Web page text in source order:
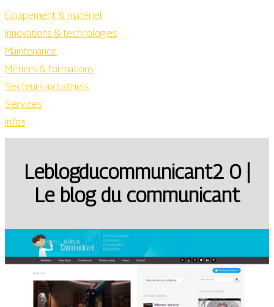
Équipement & matériel
Innovations & technologies
Maintenance
Métiers & formations
Secteurs industriels
Services
Infos
Leb­logducom­muni­cant2 0 |
Le blog du communicant